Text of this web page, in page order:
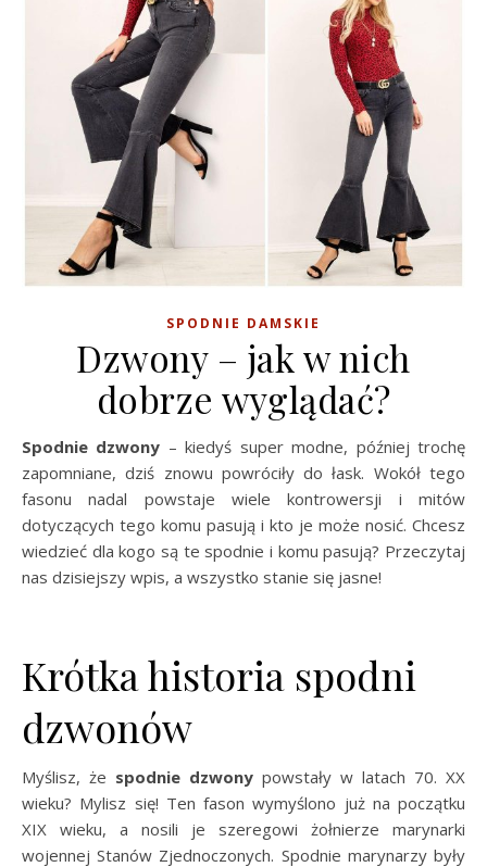
SPODNIE DAMSKIE
Dzwony – jak w nich
dobrze wyglądać?
Spodnie dzwony – kiedyś super modne, później trochę
zapomniane, dziś znowu powróciły do łask. Wokół tego
fasonu nadal powstaje wiele kontrowersji i mitów
dotyczących tego komu pasują i kto je może nosić. Chcesz
wiedzieć dla kogo są te spodnie i komu pasują? Przeczytaj
nas dzisiejszy wpis, a wszystko stanie się jasne!
Krótka historia spodni
dzwonów
Myślisz, że spodnie dzwony powstały w latach 70. XX
wieku? Mylisz się! Ten fason wymyślono już na początku
XIX wieku, a nosili je szeregowi żołnierze marynarki
wojennej Stanów Zjednoczonych. Spodnie marynarzy były